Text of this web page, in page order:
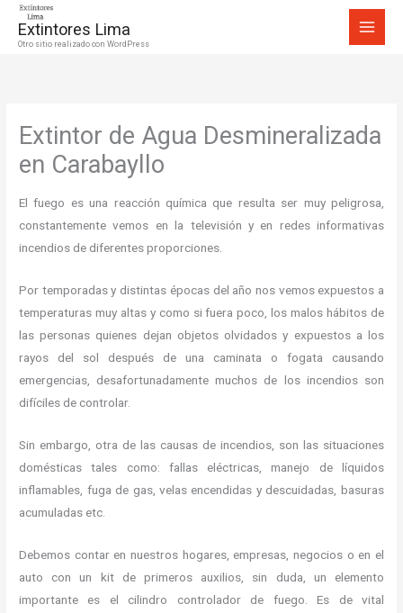
Extintores Lima
Otro sitio realizado con WordPress
Extintor de Agua Desmineralizada
en Carabayllo
El fuego es una reacción química que resulta ser muy peligrosa,
constantemente vemos en la televisión y en redes informativas
incendios de diferentes proporciones.
Por temporadas y distintas épocas del año nos vemos expuestos a
temperaturas muy altas y como si fuera poco, los malos hábitos de
las personas quienes dejan objetos olvidados y expuestos a los
rayos del sol después de una caminata o fogata causando
emergencias, desafortunadamente muchos de los incendios son
difíciles de controlar.
Sin embargo, otra de las causas de incendios, son las situaciones
domésticas tales como: fallas eléctricas, manejo de líquidos
inflamables, fuga de gas, velas encendidas y descuidadas, basuras
acumuladas etc.
Debemos contar en nuestros hogares, empresas, negocios o en el
auto con un kit de primeros auxilios, sin duda, un elemento
importante es el cilindro controlador de fuego. Es de vital